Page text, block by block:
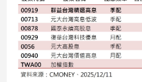
寵
物
Pet
影